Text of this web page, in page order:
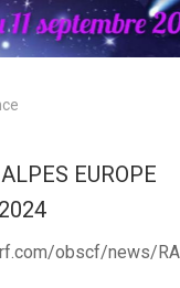
EUROPE
obscf/news/